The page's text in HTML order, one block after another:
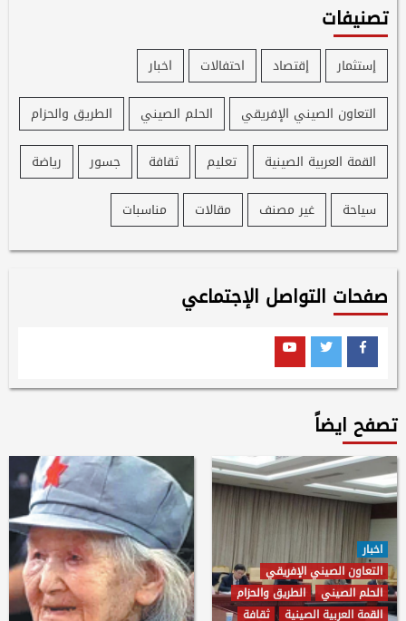
تصنيفات
إستثمار إقتصاد احتفالات
اخبار
التعاون الصيني الإفريقي
الحلم الصيني
الطريق والحزام
القمة العربية الصينية
تعليم ثقافة جسور
رياضة
سياحة
غير مصنف مقالات مناسبات
صفحات التواصل الإجتماعي
Facebook
Twitter
Youtube
تصفح ايضاً
اخبار
التعاون الصيني الإفريقي
الحلم الصيني
الطريق والحزام
القمة العربية الصينية
ثقافة